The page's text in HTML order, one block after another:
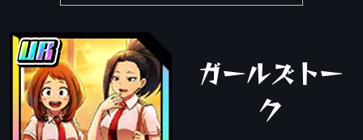
ガールズトー
ク